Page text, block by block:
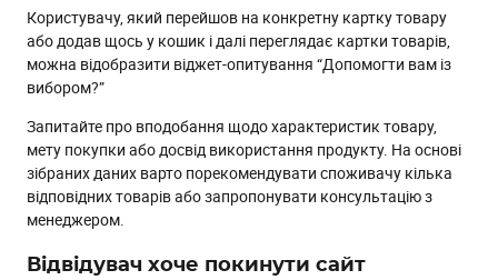
Користувачу, який перейшов на конкретну картку товару
або додав щось у кошик і далі переглядає картки товарів,
можна відобразити віджет-опитування “Допомогти вам із
вибором?”
Запитайте про вподобання щодо характеристик товару,
мету покупки або досвід використання продукту. На основі
зібраних даних варто порекомендувати споживачу кілька
відповідних товарів або запропонувати консультацію з
менеджером.
Відвідувач хоче покинути сайт